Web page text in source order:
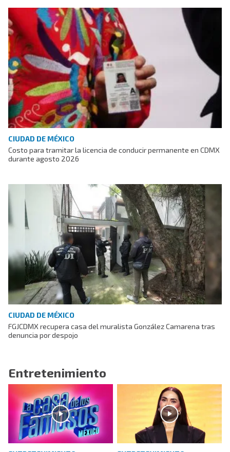
CIUDAD DE MÉXICO
Costo para tramitar la licencia de conducir permanente en CDMX
durante agosto 2026
CIUDAD DE MÉXICO
FGJCDMX recupera casa del muralista González Camarena tras
denuncia por despojo
Entretenimiento